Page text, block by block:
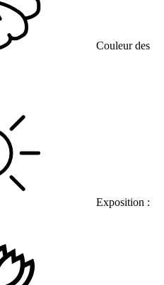
Couleur des
Exposition :